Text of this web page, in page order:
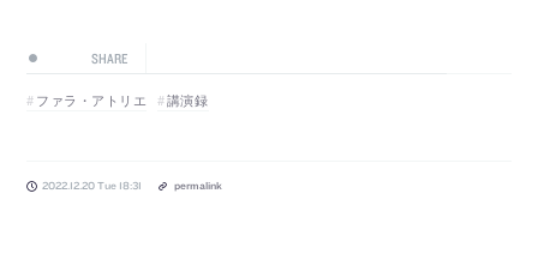
SHARE
ファラ・アトリエ 講演録
2022.12.20 Tue 18:31 permalink